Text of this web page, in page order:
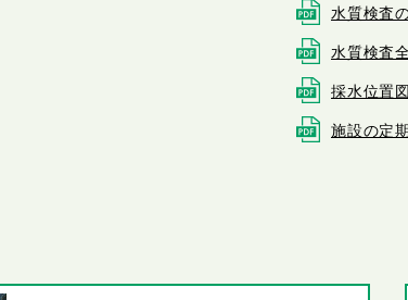
水質検査
水質検査
採水位置図
施設の定